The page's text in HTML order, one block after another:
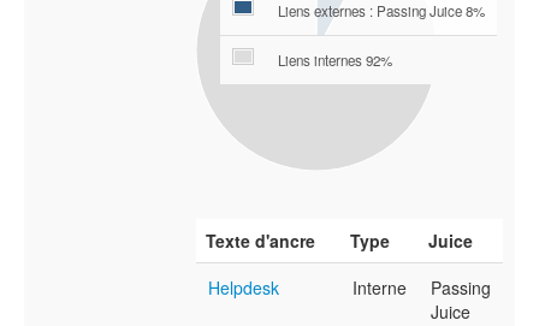
Liens externes : Passing Juice 8%
Liens internes 92%
Texte d'ancre Type
Juice
Helpdesk
Interne
Passing
Juice